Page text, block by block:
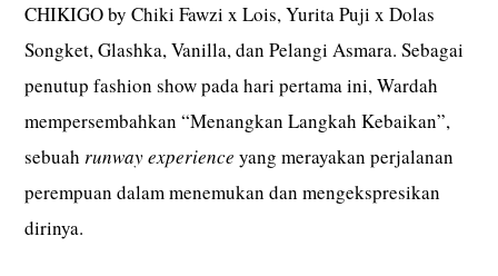
CHIKIGO by Chiki Fawzi x Lois, Yurita Puji x Dolas
Songket, Glashka, Vanilla, dan Pelangi Asmara. Sebagai
penutup fashion show pada hari pertama ini, Wardah
mempersembahkan “Menangkan Langkah Kebaikan”,
sebuahrunway experience yang merayakan perjalanan
perempuan dalam menemukan dan mengekspresikan
dirinya.